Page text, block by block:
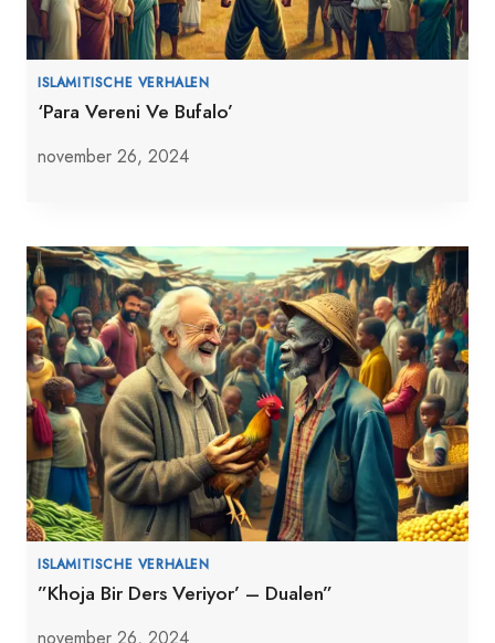
ISLAMITISCHE VERHALEN
‘Para Vereni Ve Bufalo’
november 26, 2024
ISLAMITISCHE VERHALEN
”Khoja Bir Ders Veriyor’ – Dualen”
november 26, 2024